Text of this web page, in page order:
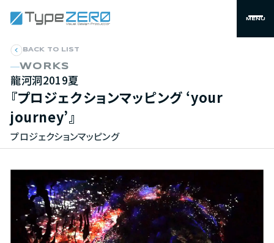
MENU
BACK TO LIST
WORKS
龍河洞2019夏
『プロジェクションマッピング ‘your
journey’』
プロジェクションマッピング